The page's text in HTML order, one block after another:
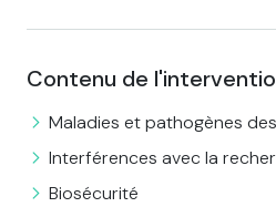
Contenu de
Maladies et pathogènes
Interférences avec la
Biosécurité